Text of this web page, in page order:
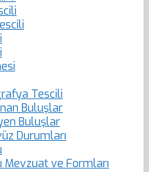
Tescili
Buluşlar
Buluşlar
Durumları
ve Formları